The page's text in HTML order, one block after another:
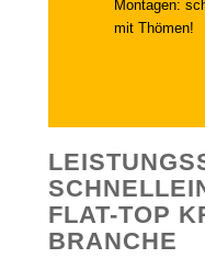
Montagen:
mit Thömen!
FLAT-TOP
BRANCHE